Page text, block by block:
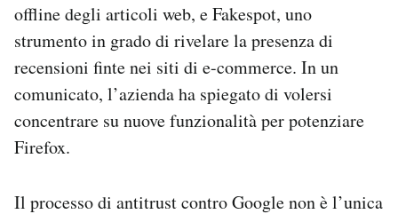
offline degli articoli web, e Fakespot, uno
strumento in grado di rivelare la presenza di
recensioni finte nei siti di e-commerce. In un
comunicato, l’azienda ha spiegato di volersi
concentrare su nuove funzionalità per potenziare
Firefox.
Il processo di antitrust contro Google non è l’unica